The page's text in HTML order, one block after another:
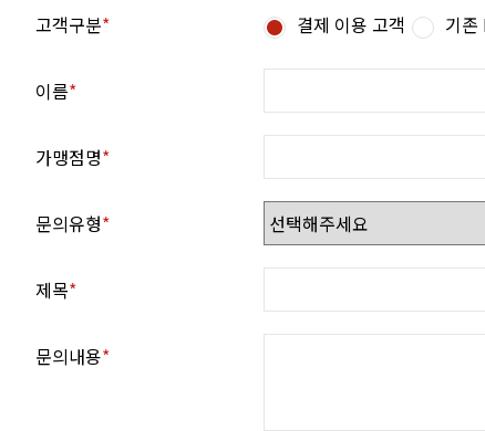
고객구분 결제 이용 고객 기존
이름
가맹점명
문의유형
제목
문의내용